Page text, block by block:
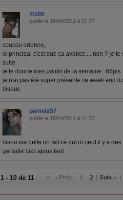
mabe
publié le 18/04/2011 à 21:37
coucou orionne,
le principal c'est que ça avance.... non ? je
suite.
je te donne mes points de la semaine : 66pts
je n'ai pas été super présente ce week end
bisous
pamela57
publié le 18/04/2011 à 21:37
bisou ma belle on fait ce qu'on peut il y a
genialle bizz aplus tard
1 - 10 de 11 « ‹ Préc. 1 2 Suiv. ›